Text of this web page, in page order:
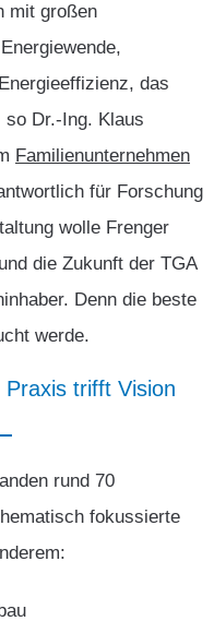
mit großen
das
so Dr.-Ing. Klaus
Familienunternehmen
für Forschung
wolle Frenger
die Zukunft der TGA
Denn die beste
werde.
Praxis trifft Vision
rund 70
fokussierte